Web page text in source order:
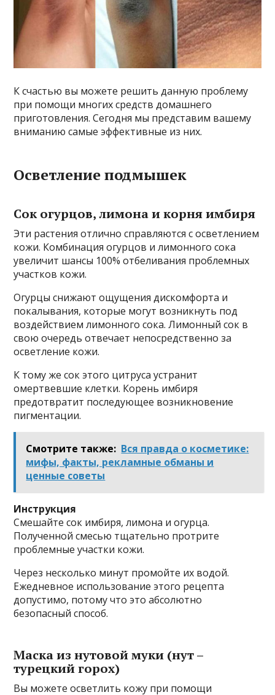
К счастью вы можете решить данную проблему
при помощи многих средств домашнего
приготовления. Сегодня мы представим вашему
вниманию самые эффективные из них.
Осветление подмышек
Сок огурцов, лимона и корня имбиря
Эти растения отлично справляются с осветлением
кожи. Комбинация огурцов и лимонного сока
увеличит шансы 100% отбеливания проблемных
участков кожи.
Огурцы снижают ощущения дискомфорта и
покалывания, которые могут возникнуть под
воздействием лимонного сока. Лимонный сок в
свою очередь отвечает непосредственно за
осветление кожи.
К тому же сок этого цитруса устранит
омертвевшие клетки. Корень имбиря
предотвратит последующее возникновение
пигментации.
Смотрите также: Вся правда о косметике:
мифы, факты, рекламные обманы и
ценные советы
Инструкция
Смешайте сок имбиря, лимона и огурца.
Полученной смесью тщательно протрите
проблемные участки кожи.
Через несколько минут промойте их водой.
Ежедневное использование этого рецепта
допустимо, потому что это абсолютно
безопасный способ.
Маска из нутовой муки (нут –
турецкий горох)
Вы можете осветлить кожу при помощи